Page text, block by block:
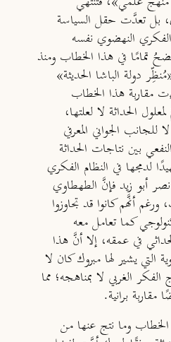
بل تعدَّت حقل السياسة
النهضوي نفسه
تمامًا في هذا الخطاب ومنذ
دولة الباشا الحديثة»
مقاربة هذا الخطاب
الحداثة لا لعلتها،
الجواني المعرفي
بين نتاجات الحداثة
لدمجها في النظام الفكري
أبو زيد فإنَّ الطهطاوي
أنَّهم كانوا قد تجاوزوا
كما تعامل معه
في عمقه، إلا أنَّ هذا
التي يشير لها مبروك كان لا
الغربي لا بمناهجه؛ مما
برانية.
وما نتج عنها من